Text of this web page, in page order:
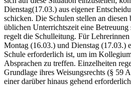
Dienstag(17.03.) aus eigener
schicken. Die Schulen stellen an diesen
üblichen Unterrichtszeit eine
regelt die Schulleitung. Für
Montag (16.03.) und Dienstag (17.03.)
Schule erforderlich ist, um im
Absprachen zu treffen. Einzelheiten
Grundlage ihres Weisungsrechts (§ 59
einer darüber hinaus gehend